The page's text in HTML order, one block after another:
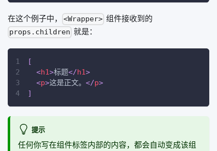
在这个例子中， <Wrapper> 组件接收到的
props.children 就是：
[
<h1>标题</h1>
<p>这是正文。 </p>
]
提示
任何你写在组件标签内部的内容，都会自动变成该组